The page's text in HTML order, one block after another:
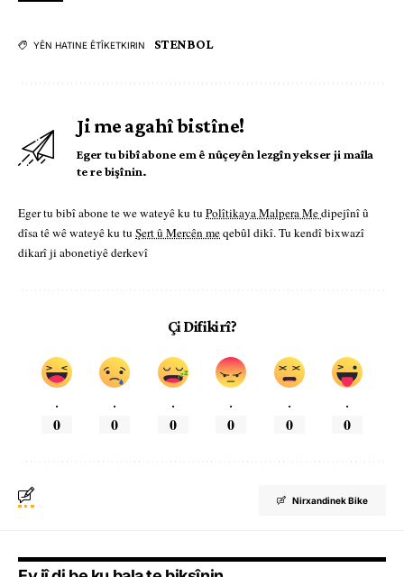
YÊN HATINE ÊTÎKETKIRIN STENBOL
Ji me agahî bistîne!
Eger tu bibî abone em ê nûçeyên lezgîn yekser ji maîla
te re bişînin.
Eger tu bibî abone te we wateyê ku tu Polîtikaya Malpera Medipejînî û
dîsa tê wê wateyê ku tu Şert û Mercên meqebûl dikî. Tu kendî bixwazî
dikarî ji abonetiyê derkevî
Çi Difikirî?
.
0
.
0
.
0
.
0
.
0
.
0
Nirxandinek Bike